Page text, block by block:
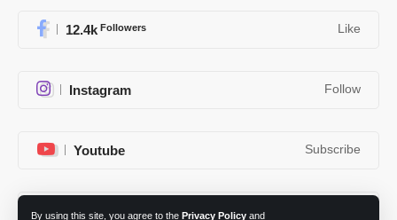
By using this site, you agree to the Privacy Policy and
12.4k Followers Like
Instagram Follow
Youtube Subscribe
Telegram